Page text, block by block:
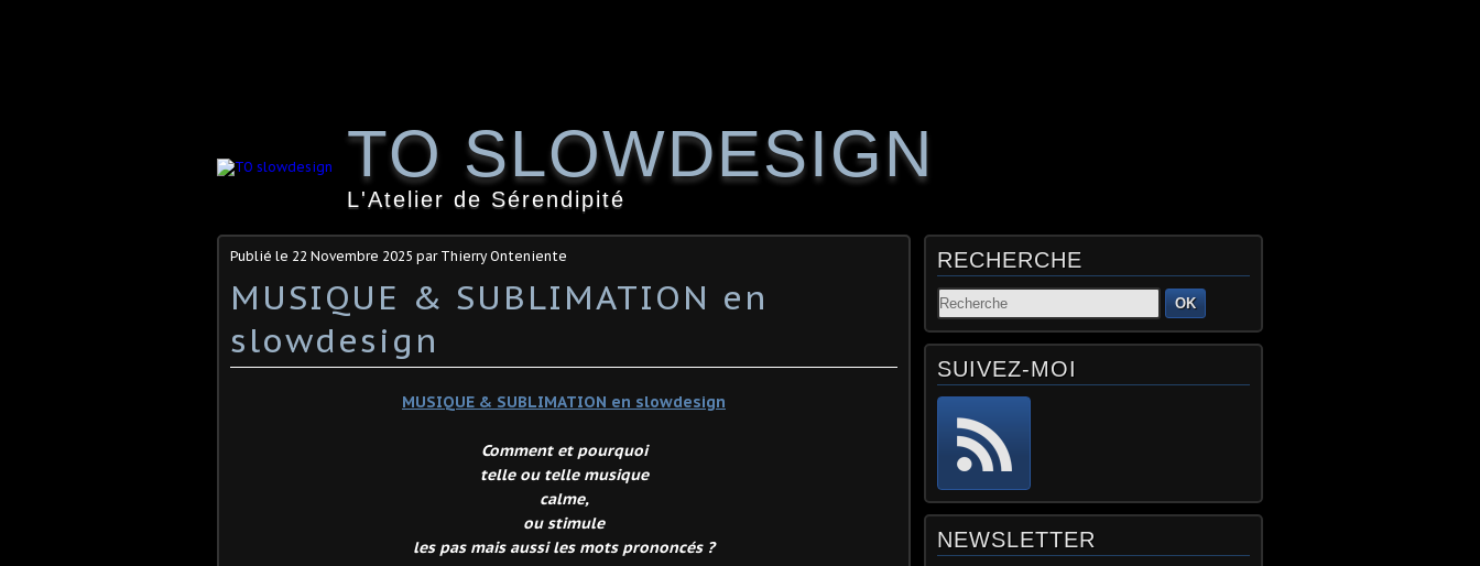
TO SLOWDESIGN
L'Atelier de Sérendipité
Publié le 22 Novembre 2025 par Thierry Onteniente
MUSIQUE & SUBLIMATION en
slowdesign
MUSIQUE & SUBLIMATION en slowdesign
Comment et pourquoi
telle ou telle musique
calme,
ou stimule
les pas mais aussi les mots prononcés ?
RECHERCHE
OK
SUIVEZ-MOI
NEWSLETTER